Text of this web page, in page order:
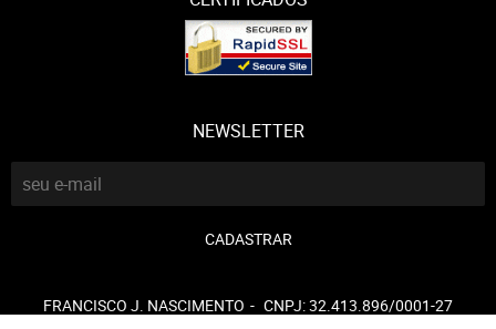
NEWSLETTER
CADASTRAR
FRANCISCO J. NASCIMENTO CNPJ: 32.413.896/0001-27